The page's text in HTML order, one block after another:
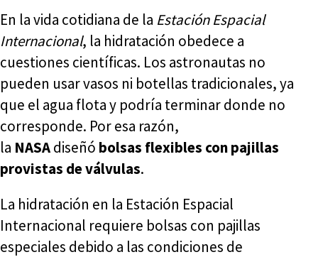
En la vida cotidiana de la Estación Espacial
Internacional, la hidratación obedece a
cuestiones científicas. Los astronautas no
pueden usar vasos ni botellas tradicionales, ya
que el agua flota y podría terminar donde no
corresponde. Por esa razón,
la NASAdiseñó bolsas flexibles con pajillas
provistas de válvulas.
La hidratación en la Estación Espacial
Internacional requiere bolsas con pajillas
especiales debido a las condiciones de